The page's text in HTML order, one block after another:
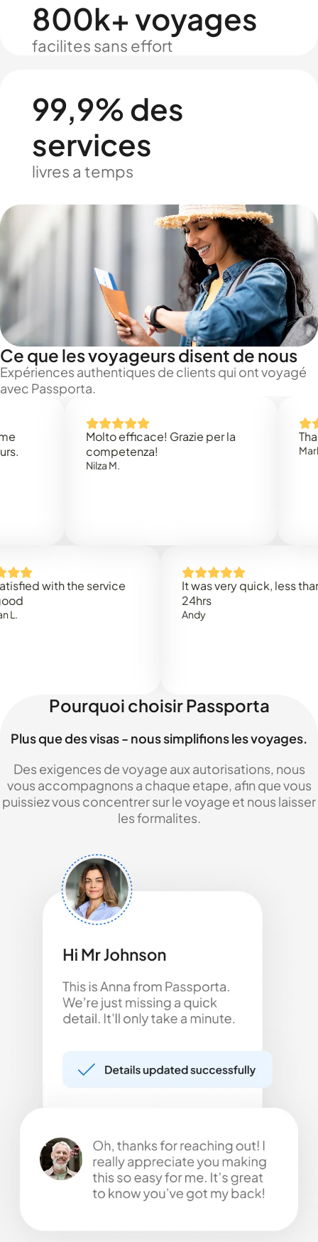
800k+ voyages
facilites sans effort
99,9% des
services
livres a temps
Ce que les voyageurs disent de nous
Expériences authentiques de clients qui ont voyagé
avec Passporta.
Molto efficace! Grazie per la
competenza!
Thank
Mark N.
with the service
It was very quick, less than
Pourquoi choisir Passporta
Plus que des visas - nous simplifions les voyages.
Des exigences de voyage aux autorisations, nous
vous accompagnons a chaque etape, afin que vous
puissiez vous concentrer sur le voyage et nous laisser
les formalites.